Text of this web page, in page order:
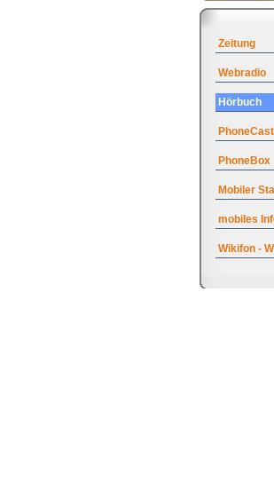
Zeitung
Webradio
Hörbuch
PhoneCast
PhoneBox
Mobiler
mobiles
Wikifon -